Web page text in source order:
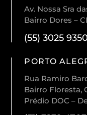
Av. Nossa Sra
Bairro Dores –
(55) 3025
PORTO
Rua Ramiro
Bairro Floresta,
Prédio DOC –